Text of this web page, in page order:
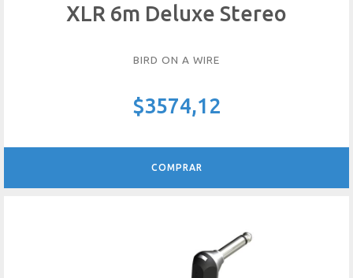
XLR 6m Deluxe Stereo
BIRD ON A WIRE
$3574,12
COMPRAR